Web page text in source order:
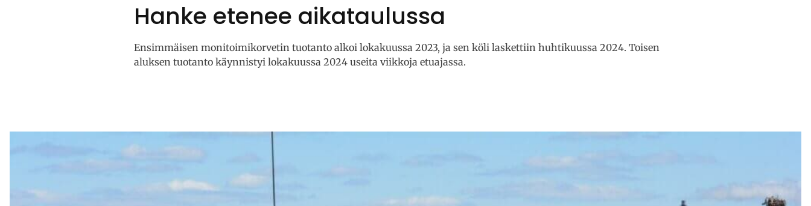
Hanke etenee aikataulussa
Ensimmäisen monitoimikorvetin tuotanto alkoi lokakuussa 2023, ja sen köli laskettiin huhtikuussa 2024. Toisen
aluksen tuotanto käynnistyi lokakuussa 2024 useita viikkoja etuajassa.